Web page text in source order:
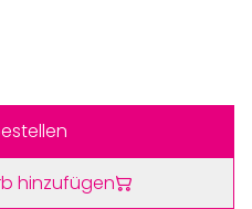
hinzufügen